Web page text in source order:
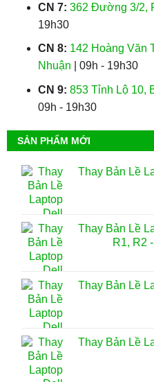
CN 7: 362 Đường 3/2,
19h30
CN 8: 142 Hoàng Văn
Nhuận | 09h - 19h30
CN 9: 853 Tỉnh Lộ 10,
09h - 19h30
SẢN PHẨM MỚI
Thay Bản Lề
Thay Bản Lề
R1, R2
Thay Bản Lề
Thay Bản Lề